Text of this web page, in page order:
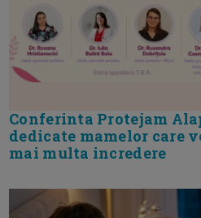
Conferinta Protejam
dedicate mamelor care
mai multa incredere